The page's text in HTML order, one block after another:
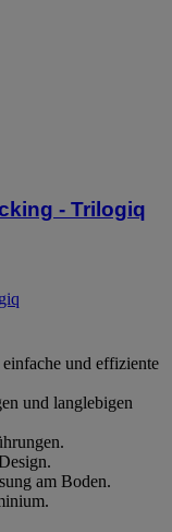
- Trilogiq
und effiziente
und langlebigen
am Boden.